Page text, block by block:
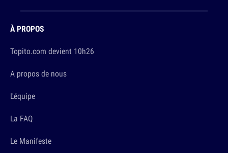
À PROPOS
Topito.com devient 10h26
A propos de nous
L'équipe
La FAQ
Le Manifeste